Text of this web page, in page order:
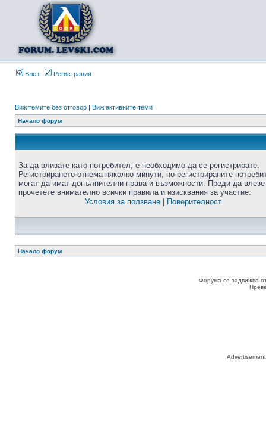
Влез Регистрация
Виж темите без отговор | Виж активните теми
Начало форум
За да влизате като потребител, е необходимо да се регистрирате.
Регистрирането отнема няколко минути, но регистрираните
могат да имат допълнителни права и възможности. Преди да
прочетете внимателно всички правила и изисквания за участие.
Условия за ползване| Поверителност
Начало форум
Форума се задвижва